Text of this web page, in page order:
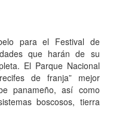
para el Festival de
que harán de su
El Parque Nacional
de franja” mejor
panameño, así como
boscosos, tierra